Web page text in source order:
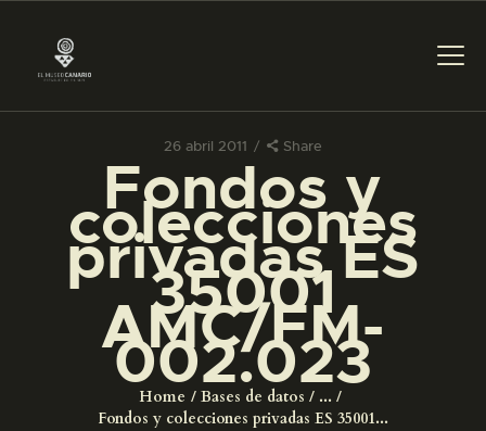
26 abril 2011 Share
Fondos y
colecciones
privadas ES
35001
AMC/FM-
002.023
Home Bases de datos
...
Fondos y colecciones privadas ES 35001...
PREPARAR LA VISITA
ACTIVIDADES
█
EL MUSEO